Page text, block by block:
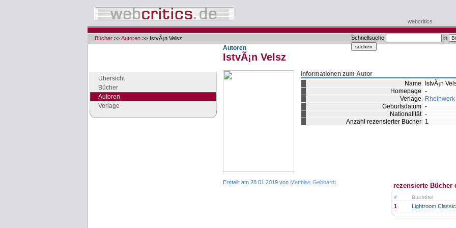
webcritics
Schnellsuche in
Bücher >>Autoren >> IstvÃ¡n Velsz
Übersicht
Bücher
Autoren
Verlage
Autoren
IstvÃ¡n Velsz
Informationen zum Autor
Name
IstvÃ¡n
Homepage -
Verlage
Rheinwerk
Geburtsdatum -
Nationalität -
Anzahl rezensierter Bücher 1
rezensierte Bücher
# Buchtitel
1 Lightroom
Erstellt am 28.01.2019 von Matthias Gebhardt